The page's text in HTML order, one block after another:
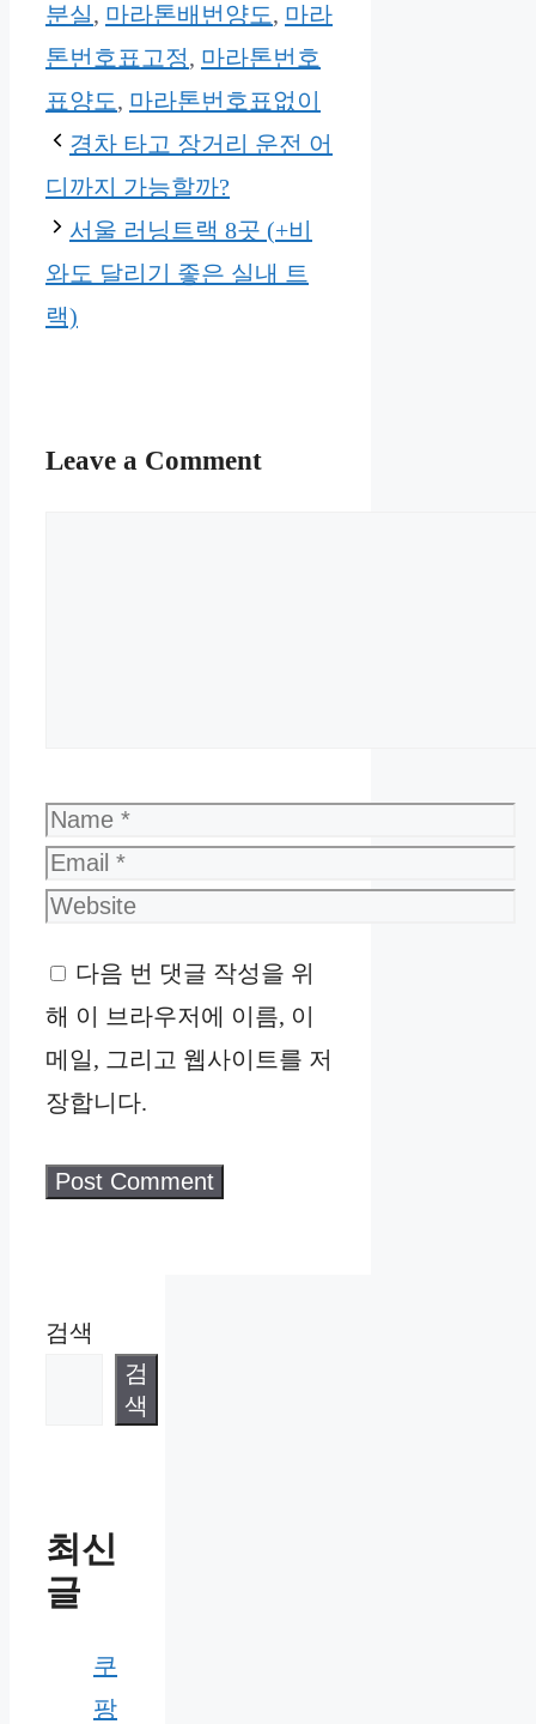
분실, 마라톤배번양도, 마라
톤번호표고정, 마라톤번호
표양도, 마라톤번호표없이
경차 타고 장거리 운전 어
디까지 가능할까?
서울 러닝트랙 8곳 (+비
와도 달리기 좋은 실내 트
랙)
Leave a Comment
Name
Email
Website
다음 번 댓글 작성을 위
해 이 브라우저에 이름, 이
메일, 그리고 웹사이트를 저
장합니다.
검색
검
색
최신
글
쿠
팡